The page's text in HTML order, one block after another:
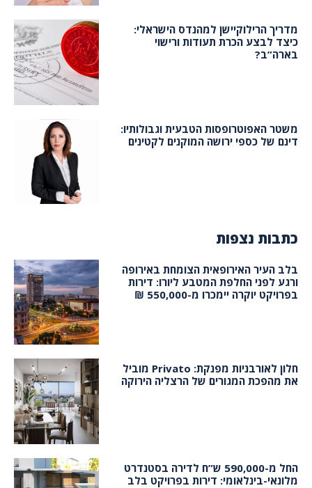
מדריך הרילוקיישן למהנדס הישראלי:
כיצד לבצע הכרת תעודות ורישוי
בארה”ב?
משטר האפוטרופסות הטבעית וגבולותיו:
דינם של כספי ירושה המוקנים לקטינים
כתבות נצפות
בלב העיר האירופאית הצומחת באירופה
ורגע לפני החלפת המטבע ליורו: דירות
בפרויקט יוקרה יימכרו מ-550,000 ₪
חלון לאורבניות מפנקת: Privato מוביל
את מהפכת המגורים של הרצליה הירוקה
החל מ-590,000 ש”ח לדירה בסטנדרט
מלונאי-בינלאומי: דירות בפרויקט בלב